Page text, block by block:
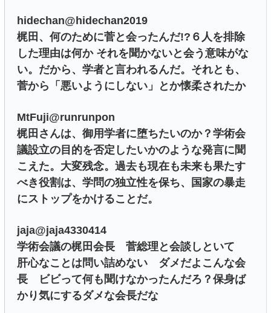
hidechan@hidechan2019
梶田、何のために菅と会ったんだ!?６人を排除
した理由は何か それを聞かないと会う意味がな
い。だから、学者と言われるんだ。それとも、
菅から「悪いようにしない」とか懐柔されたか
MtFuji@runrunpon
梶田さんは、御用学者に堕ちたいのか？学術会
議設立の目的を否定したいかのような発言に聞
こえた。大変残念。過去も現在も未来も果たす
べき役割は、学問の独立性を保ち、国家の暴走
にストップをかけることだ。
jaja@jaja4330414
学術会議の梶田会長 菅総理と会談しといて
肝心なことは問い詰めない ダメだよこんな会
長 ビビって何も聞けなかったんだろ？保身ば
かり気にするダメな会長だな